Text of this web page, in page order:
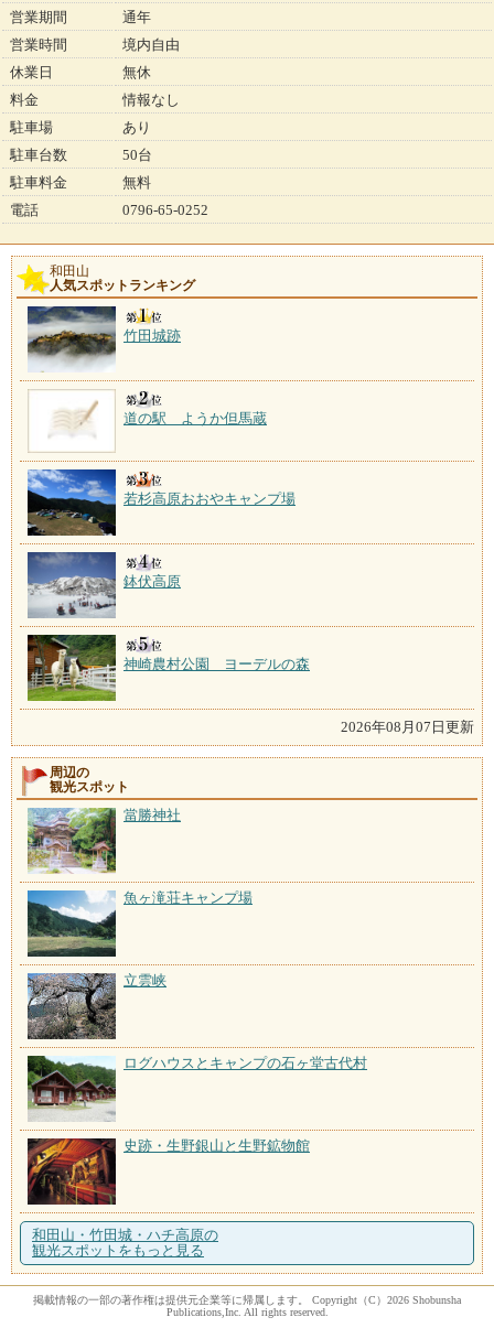
営業期間
通年
営業時間
境内自由
休業日
無休
料金
情報なし
駐車場
あり
駐車台数
50台
駐車料金
無料
電話
0796-65-0252
和田山
人気スポットランキング
竹田城跡
道の駅 ようか但馬蔵
若杉高原おおやキャンプ場
鉢伏高原
神崎農村公園 ヨーデルの森
2026年08月07日更新
周辺の
観光スポット
當勝神社
魚ヶ滝荘キャンプ場
立雲峡
ログハウスとキャンプの石ヶ堂古代村
史跡・生野銀山と生野鉱物館
和田山・竹田城・ハチ高原の
観光スポットをもっと見る
掲載情報の一部の著作権は提供元企業等に帰属します。 Copyright（C）2026 Shobunsha
Publications,Inc. All rights reserved.